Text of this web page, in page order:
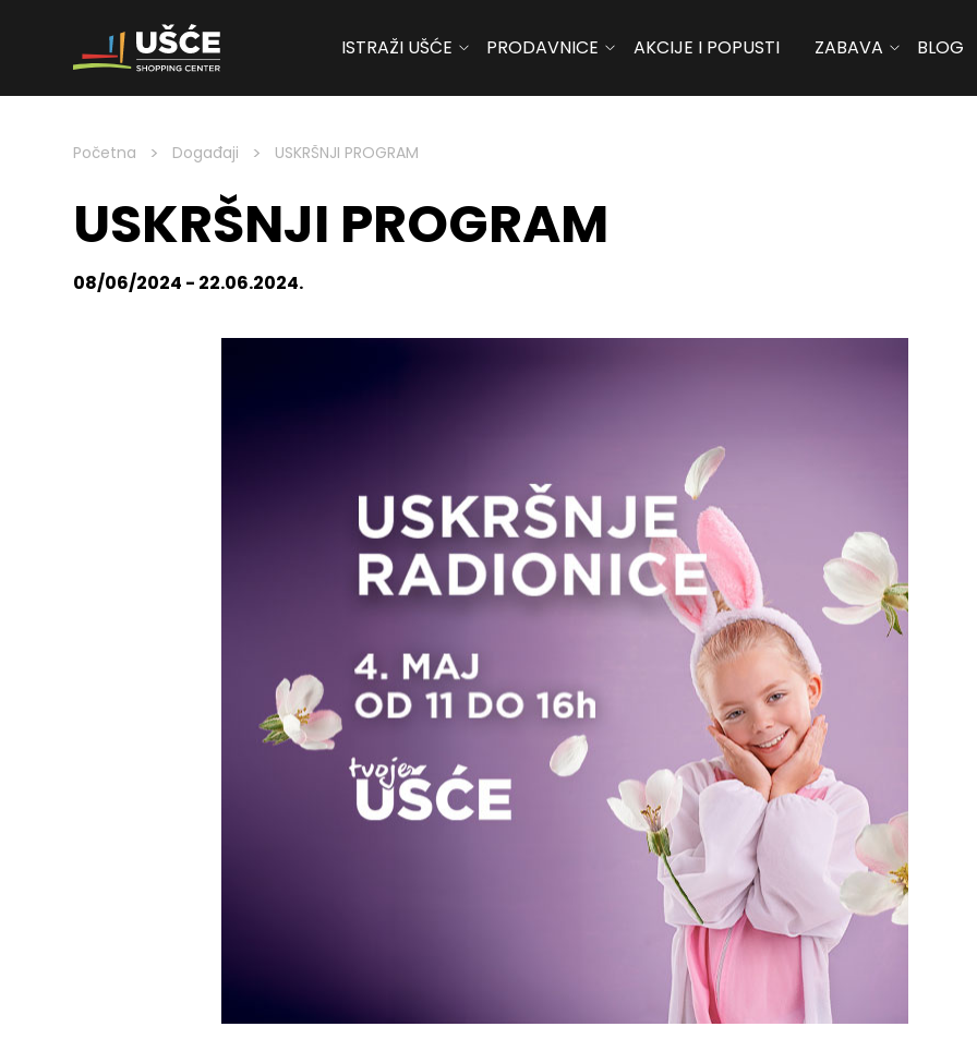
Skip to content
ISTRAŽI UŠĆE PRODAVNICE AKCIJE I POPUSTI ZABAVA BLOG
Početna > Događaji > USKRŠNJI PROGRAM
USKRŠNJI PROGRAM
08/06/2024 - 22.06.2024.